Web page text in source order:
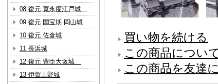
買い物を続ける
この商品につい
この商品を友達
08 復元 寛永度江戸城
09 復元 国宝期 岡山城
10 復元 佐倉城
11 長浜城
12 復元 豊臣大坂城
13 伊賀上野城